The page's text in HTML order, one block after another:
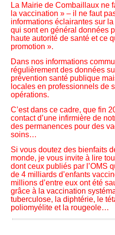
La Mairie de Combaillaux ne
la vaccination » – il ne faut
informations éclairantes sur
qui sont en général données
haute autorité de santé et ce
promotion ».
Dans nos informations
régulièrement des données
prévention santé publique
locales en professionnels de
opérations.
C’est dans ce cadre, que fin
contact d’une infirmière de
des permanences pour des
soins…
Si vous doutez des bienfaits
monde, je vous invite à lire
dont ceux publiés par l’OMS
de 4 milliards d’enfants
millions d’entre eux ont été
grâce à la vaccination
tuberculose, la diphtérie, le
poliomyélite et la rougeole…